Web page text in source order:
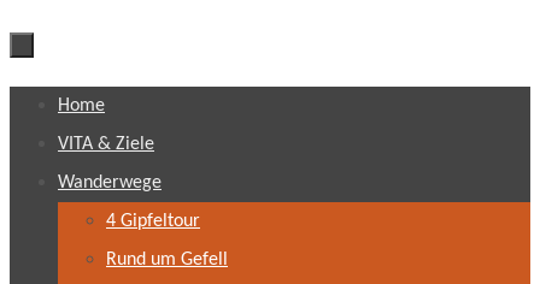
Inhalt
springen
Home
VITA & Ziele
Wanderwege
4 Gipfeltour
Rund um Gefell